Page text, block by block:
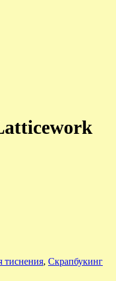
тиснения, Скрапбукинг